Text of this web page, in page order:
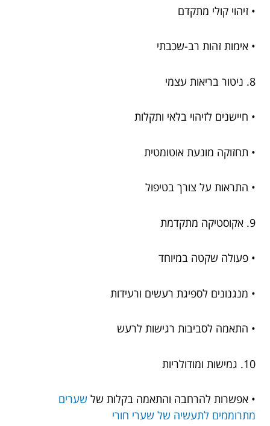
• זיהוי קולי מתקדם
• אימות זהות רב-שכבתי
8. ניטור בריאות עצמי
• חיישנים לזיהוי בלאי ותקלות
• תחזוקה מונעת אוטומטית
• התראות על צורך בטיפול
9. אקוסטיקה מתקדמת
• פעולה שקטה במיוחד
• מנגנונים לספיגת רעשים ורעידות
• התאמה לסביבות רגישות לרעש
10. גמישות ומודולריות
• אפשרות להרחבה והתאמה בקלות של שערים
מתרוממים לתעשיה של שערי חורי